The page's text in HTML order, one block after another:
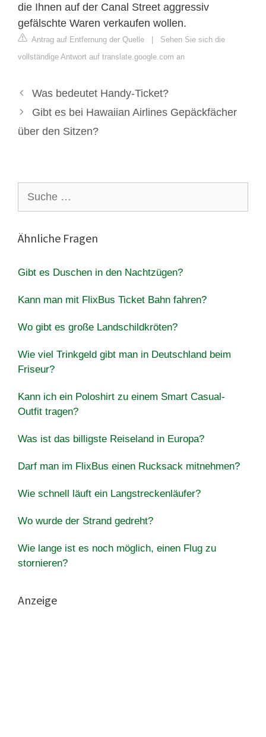
die Ihnen auf der Canal Street aggressiv
gefälschte Waren verkaufen wollen.
Antrag auf Entfernung der Quelle | Sehen Sie sich die
vollständige Antwort auf translate.google.com an
Was bedeutet Handy-Ticket?
Gibt es bei Hawaiian Airlines Gepäckfächer
über den Sitzen?
nach:
Ähnliche Fragen
Gibt es Duschen in den Nachtzügen?
Kann man mit FlixBus Ticket Bahn fahren?
Wo gibt es große Landschildkröten?
Wie viel Trinkgeld gibt man in Deutschland beim
Friseur?
Kann ich ein Poloshirt zu einem Smart Casual-
Outfit tragen?
Was ist das billigste Reiseland in Europa?
Darf man im FlixBus einen Rucksack mitnehmen?
Wie schnell läuft ein Langstreckenläufer?
Wo wurde der Strand gedreht?
Wie lange ist es noch möglich, einen Flug zu
stornieren?
Anzeige